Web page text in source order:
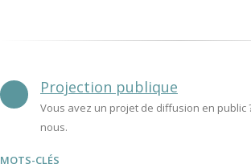
Projection publique
Vous avez un projet de diffusion en public
nous.
MOTS-CLÉS